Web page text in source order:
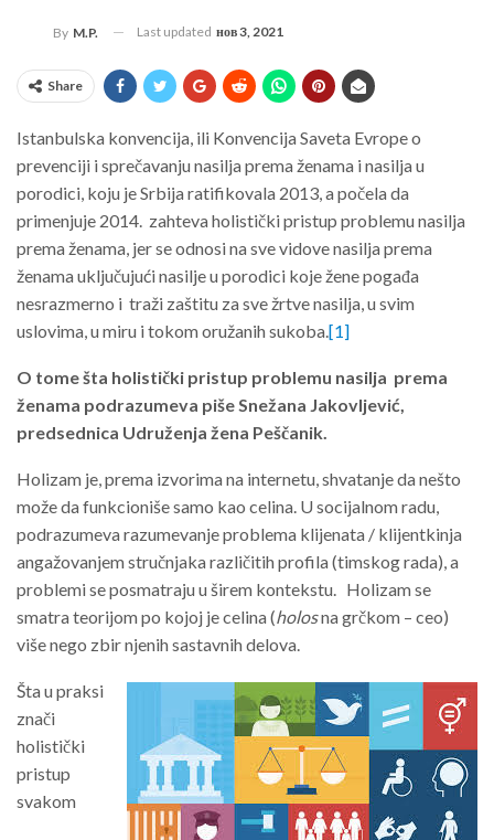
By M.P. Last updated нов 3, 2021
Share
Istanbulska konvencija, ili Konvencija Saveta Evrope o
prevenciji i sprečavanju nasilja prema ženama i nasilja u
porodici, koju je Srbija ratifikovala 2013, a počela da
primenjuje 2014. zahteva holistički pristup problemu nasilja
prema ženama, jer se odnosi na sve vidove nasilja prema
ženama uključujući nasilje u porodici koje žene pogađa
nesrazmerno i traži zaštitu za sve žrtve nasilja, u svim
uslovima, u miru i tokom oružanih sukoba.[1]
O tome šta holistički pristup problemu nasilja prema
ženama podrazumeva piše Snežana Jakovljević,
predsednica Udruženja žena Peščanik.
Holizam je, prema izvorima na internetu, shvatanje da nešto
može da funkcioniše samo kao celina. U socijalnom radu,
podrazumeva razumevanje problema klijenata / klijentkinja
angažovanjem stručnjaka različitih profila (timskog rada), a
problemi se posmatraju u širem kontekstu. Holizam se
smatra teorijom po kojoj je celina (holosna grčkom – ceo)
više nego zbir njenih sastavnih delova.
Šta u praksi
znači
holistički
pristup
svakom